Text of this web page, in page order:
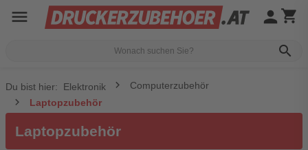
menu
search
person shopping_cart
Du bist hier: Elektronik
Computerzubehör
Laptopzubehör
Laptopzubehör